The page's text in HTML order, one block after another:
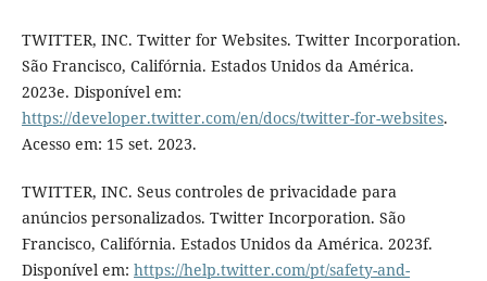
TWITTER, INC. Twitter for Websites. Twitter Incorporation.
São Francisco, Califórnia. Estados Unidos da América.
2023e. Disponível em:
https://developer.twitter.com/en/docs/twitter-for-websites.
Acesso em: 15 set. 2023.
TWITTER, INC. Seus controles de privacidade para
anúncios personalizados. Twitter Incorporation. São
Francisco, Califórnia. Estados Unidos da América. 2023f.
Disponível em: https://help.twitter.com/pt/safety-and-